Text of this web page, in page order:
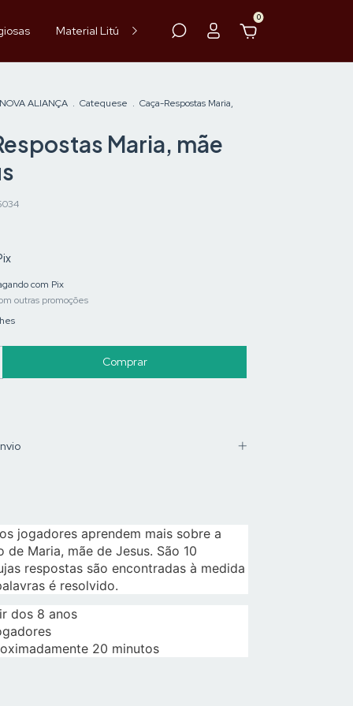
Material Litúrgico Paramentos
0
ALIANÇA . Catequese . Caça-Respostas Maria,
Maria, mãe
com Pix
outras promoções
jogadores aprendem mais sobre a
de Maria, mãe de Jesus. São 10
respostas são encontradas à medida
é resolvido.
dos 8 anos
20 minutos